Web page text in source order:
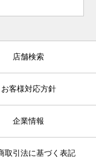
店舗検索
お客様対応方針
企業情報
取引法に基づく表記